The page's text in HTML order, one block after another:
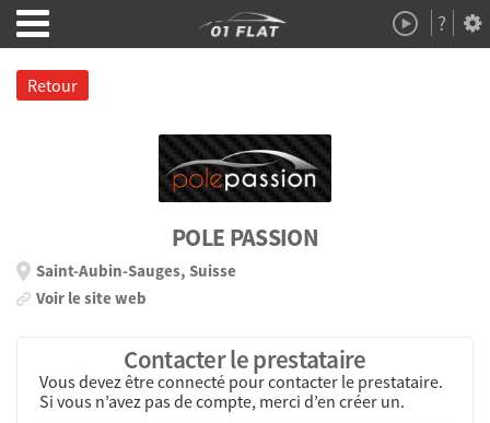
?
Démo
Retour
POLE PASSION
Saint-Aubin-Sauges, Suisse
Voir le site web
Contacter le prestataire
Vous devez être connecté pour contacter le prestataire.
Si vous n’avez pas de compte, merci d’en créer un.